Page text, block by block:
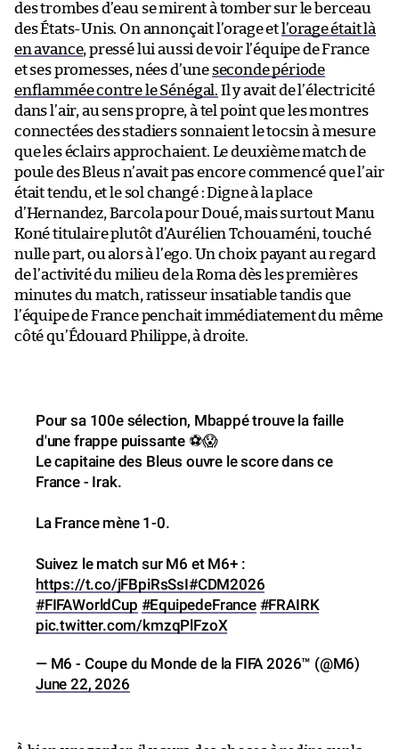
des trombes d’eau se mirent à tomber sur le berceau
des États-Unis. On annonçait l’orage et l’orage était là
en avance, pressé lui aussi de voir l’équipe de France
et ses promesses, nées d’une seconde période
enflammée contre le Sénégal. Il y avait de l’électricité
dans l’air, au sens propre, à tel point que les montres
connectées des stadiers sonnaient le tocsin à mesure
que les éclairs approchaient. Le deuxième match de
poule des Bleus n’avait pas encore commencé que l’air
était tendu, et le sol changé : Digne à la place
d’Hernandez, Barcola pour Doué, mais surtout Manu
Koné titulaire plutôt d’Aurélien Tchouaméni, touché
nulle part, ou alors à l’ego. Un choix payant au regard
de l’activité du milieu de la Roma dès les premières
minutes du match, ratisseur insatiable tandis que
l’équipe de France penchait immédiatement du même
côté qu’Édouard Philippe, à droite.
d'une frappe puissante ⚽️😱
Le capitaine des Bleus ouvre le score dans ce
France - Irak.
https://t.co/jFBpiRsSsI #CDM2026
#FIFAWorldCup #EquipedeFrance #FRAIRK
pic.twitter.com/kmzqPlFzoX
— M6 - Coupe du Monde de la FIFA 2026™ (@M6)
June 22, 2026